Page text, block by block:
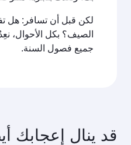
لكن قبل أن تسافر: هل
الصيف؟ بكل الأحوال،
جميع فصول السنة.
قد ينال إعجابك